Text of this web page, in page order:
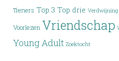
Tieners Top 3 Top drie Verdwijning
Voorlezen Vriendschap
Young Adult Zoektocht